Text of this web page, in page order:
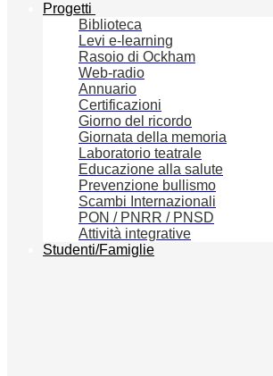
Progetti
Biblioteca
Levi e-learning
Rasoio di Ockham
Web-radio
Annuario
Certificazioni
Giorno del ricordo
Giornata della memoria
Laboratorio teatrale
Educazione alla salute
Prevenzione bullismo
Scambi Internazionali
PON / PNRR / PNSD
Attività integrative
Studenti/Famiglie